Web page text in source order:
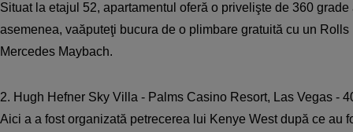
Situat la etajul 52, apartamentul oferă o privelişte de 360
asemenea, vaăputeţi bucura de o plimbare gratuită cu un
Mercedes Maybach.
2. Hugh Hefner Sky Villa - Palms Casino Resort, Las Vegas -
Aici a a fost organizată petrecerea lui Kenye West după ce au